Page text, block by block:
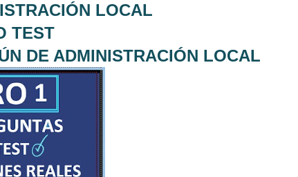
LOCAL
TEST
DE ADMINISTRACIÓN LOCAL